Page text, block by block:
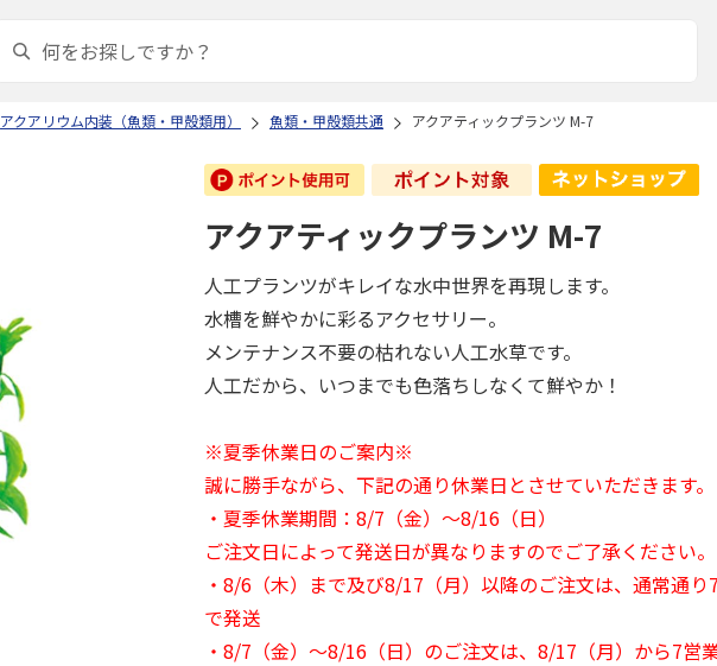
アクアリウム内装（魚類・甲殻類用） 魚類・甲殻類共通 アクアティックプランツ M-7
アクアティックプランツ M-7
人工プランツがキレイな水中世界を再現します。
水槽を鮮やかに彩るアクセサリー。
メンテナンス不要の枯れない人工水草です。
人工だから、いつまでも色落ちしなくて鮮やか！
※夏季休業日のご案内※
誠に勝手ながら、下記の通り休業日とさせていただきます。
・夏季休業期間：8/7（金）～8/16（日）
ご注文日によって発送日が異なりますのでご了承ください。
・8/6（木）まで及び8/17（月）以降のご注文は、通常通り
で発送
・8/7（金）～8/16（日）のご注文は、8/17（月）から7営